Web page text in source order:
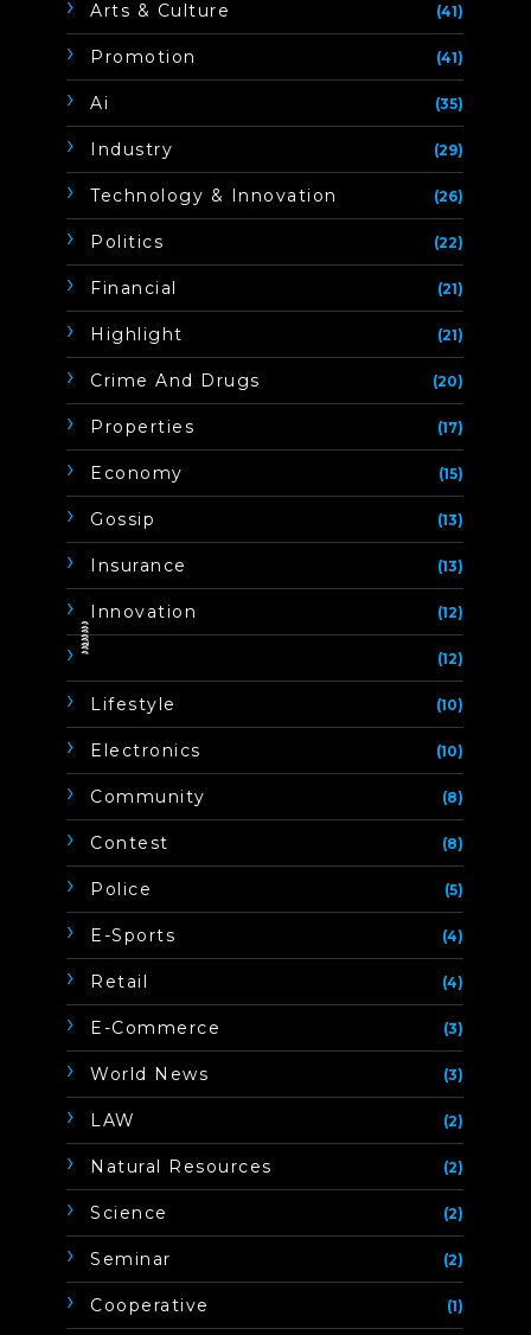
Arts & Culture (41)
Promotion (41)
Ai (35)
Industry (29)
Technology & Innovation (26)
Politics (22)
Financial (21)
Highlight (21)
Crime And Drugs (20)
Properties (17)
Economy (15)
Gossip (13)
Insurance (13)
Innovation (12)
(12)
Lifestyle (10)
Electronics (10)
Community (8)
Contest (8)
Police (5)
E-Sports (4)
Retail (4)
E-Commerce (3)
World News (3)
LAW (2)
Natural Resources (2)
Science (2)
Seminar (2)
Cooperative (1)